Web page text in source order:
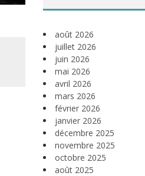
août 2026
juillet 2026
juin 2026
mai 2026
avril 2026
mars 2026
février 2026
janvier 2026
décembre 2025
novembre 2025
octobre 2025
août 2025